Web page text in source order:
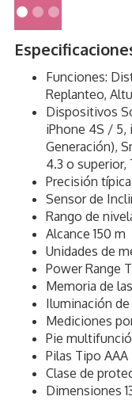
Funciones:
Replanteo,
Dispositivos
iPhone 4S / 5,
Generación),
4.3 o
Precisión
Sensor de
Rango de
Alcance 150 m
Unidades de
Power Range
Memoria de
Iluminación de
Mediciones
Pie
Pilas Tipo AAA
Clase de
Dimensiones